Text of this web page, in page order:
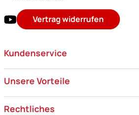
Vertrag widerrufen
Kundenservice
Unsere Vorteile
Rechtliches